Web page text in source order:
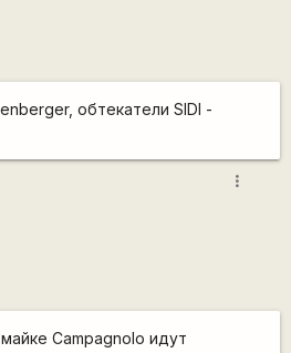
обтекатели SIDI -
more_vert
Campagnolo идут